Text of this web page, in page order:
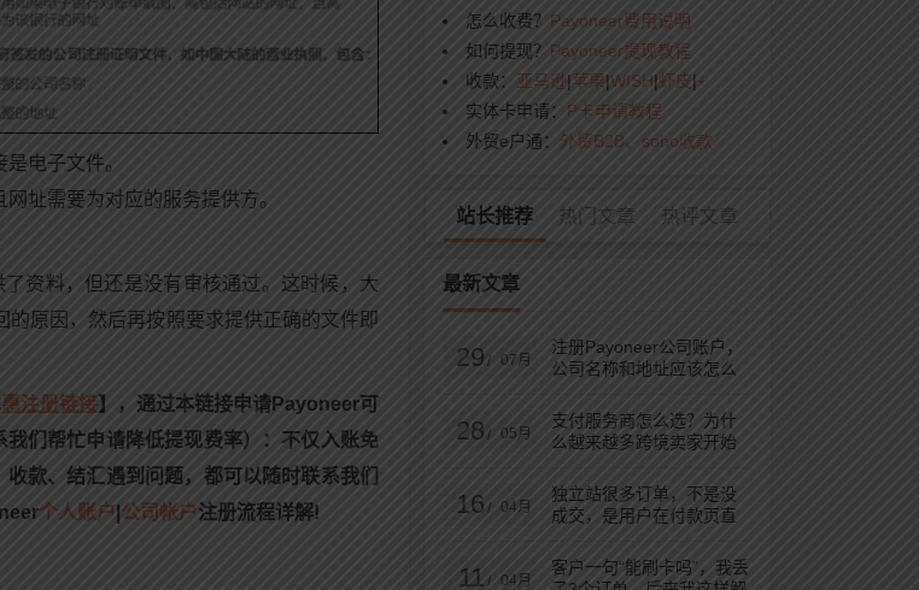
电子文件。
址需要为对应的服务提供方。
资料，但还是没有审核通过。这时候，大
原因，然后再按照要求提供正确的文件即
注册链接】，通过本链接申请Payoneer可
们帮忙申请降低提现费率）：不仅入账免
款、结汇遇到问题，都可以随时联系我们
个人账户 公司帐户注册流程详解!
怎么收费？ Payoneer费用说明
如何提现？ Payoneer提现教程
收款： 亚马逊|苹果|WISH|虾皮|+
实体卡申请： P卡申请教程
外贸e户通： 外贸B2B、soho收款
站长推荐 热门文章 热评文章
最新文章
29 / 07月
注册Payoneer公司账户，
公司名称和地址应该怎么
28 / 05月
支付服务商怎么选？为什
么越来越多跨境卖家开始
16 / 04月
独立站很多订单，不是没
成交，是用户在付款页直
11 / 04月
客户一句“能刷卡吗”，我丢